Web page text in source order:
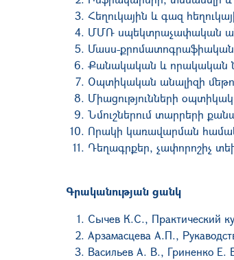
Հեղուկային և գազ
ՄՄՌ սպեկտրաչափական
Մասս-քրոմատոգրաֆիական
Քանակական և որակական
Օպտիկական անալիզի
Միացությունների
Նմուշներում տարրերի
Որակի կառավարման
Դեղագրքեր, չափորոշիչ
Գրականության ցանկ
Сычев К.С., Практический
Арзамасцева А.П.,
Васильев А. В., Гриненко